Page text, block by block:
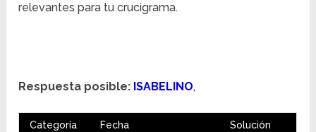
relevantes para tu crucigrama.
Respuesta posible: ISABELINO,
Categoría Fecha Solución